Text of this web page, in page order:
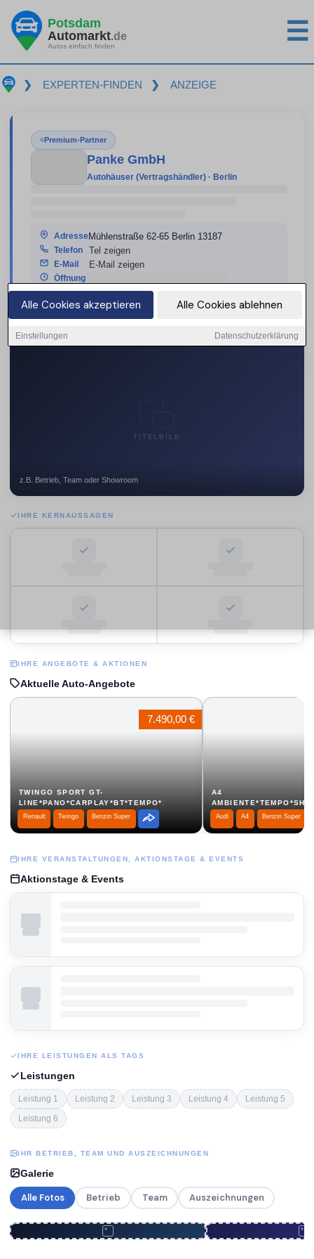
Alle Cookies akzeptieren Alle Cookies ablehnen
Einstellungen Datenschutzerklärung
Potsdam
Automarkt.de
Autos einfach finden ☰
❯ EXPERTEN-FINDEN ❯ ANZEIGE
Premium-Partner
Panke GmbH
Autohäuser (Vertragshändler) · Berlin
AdresseMühlenstraße 62-65 Berlin 13187
Telefon
Tel zeigen
E-Mail
E-Mail zeigen
Öffnung
Homepage
TITELBILD
z.B. Betrieb, Team oder Showroom
IHRE KERNAUSSAGEN
IHRE ANGEBOTE & AKTIONEN
Aktuelle Auto-Angebote
TWINGO SPORT GT-
LINE*PANO*CARPLAY*BT*TEMPO*1HAND...
Renault Twingo Benzin Super
7.490,00 €
A4
Audi A4 Benzin Super
IHRE VERANSTALTUNGEN, AKTIONSTAGE & EVENTS
Aktionstage & Events
IHRE LEISTUNGEN ALS TAGS
Leistungen
Leistung 1 Leistung 2 Leistung 3 Leistung 4 Leistung 5
Leistung 6
IHR BETRIEB, TEAM UND AUSZEICHNUNGEN
Galerie
Alle Fotos Betrieb Team Auszeichnungen